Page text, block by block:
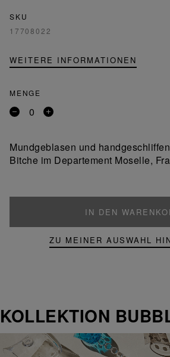
SKU
17708022
WEITERE INFORMATIONEN
MENGE
Entfernen
Produkt
Ein
Mundgeblasen und
Bitche im Departement Moselle,
IN DEN
ZU MEINER AUSWAHL
KOLLEKTION